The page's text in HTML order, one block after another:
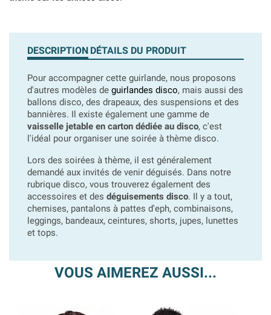
DESCRIPTION DÉTAILS DU PRODUIT
Pour accompagner cette guirlande, nous proposons
d'autres modèles de guirlandes disco, mais aussi des
ballons disco, des drapeaux, des suspensions et des
bannières. Il existe également une gamme de
vaisselle jetable en carton dédiée au disco, c'est
l'idéal pour organiser une soirée à thème disco.
Lors des soirées à thème, il est généralement
demandé aux invités de venir déguisés. Dans notre
rubrique disco, vous trouverez également des
accessoires et des déguisements disco. Il y a tout,
chemises, pantalons à pattes d'eph, combinaisons,
leggings, bandeaux, ceintures, shorts, jupes, lunettes
et tops.
VOUS AIMEREZ AUSSI...